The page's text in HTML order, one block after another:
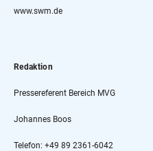
www.swm.de
Redaktion
Pressereferent Bereich MVG
Johannes Boos
Telefon: +49 89 2361-6042